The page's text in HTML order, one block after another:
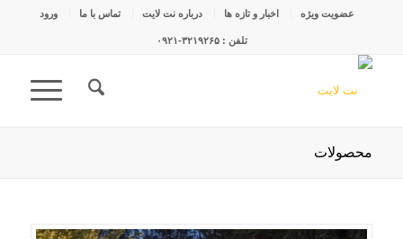
عضویت ویژه اخبار و تازه ها درباره نت لایت تماس با ما ورود
تلفن : ۳۲۱۹۲۶۵-۰۹۲۱
محصولات